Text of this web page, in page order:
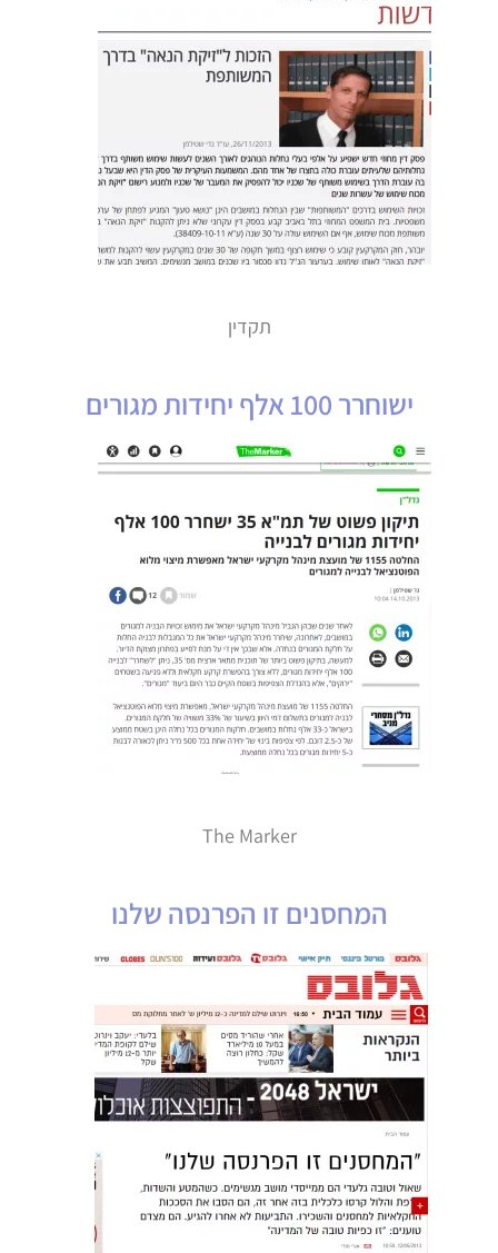
תקדין
ישוחרר 100 אלף יחידות מגורים
The Marker
המחסנים זו הפרנסה שלנו